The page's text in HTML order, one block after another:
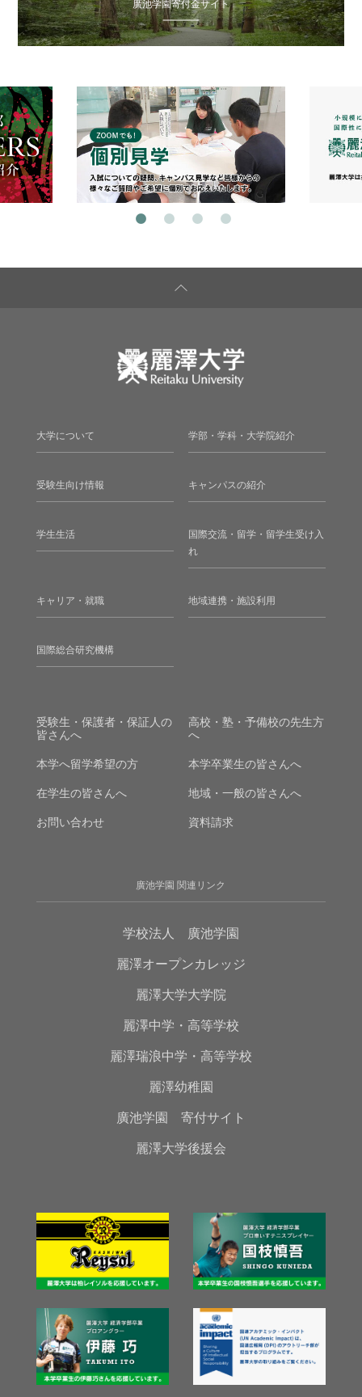
廣池学園寄付金サイト
大学について 学部・学科・大学院紹介
受験生向け情報 キャンパスの紹介
学生生活
国際交流・留学・留学生受け入
れ
キャリア・就職 地域連携・施設利用
国際総合研究機構
受験生・保護者・保証人の
皆さんへ
高校・塾・予備校の先生方
へ
本学へ留学希望の方 本学卒業生の皆さんへ
在学生の皆さんへ 地域・一般の皆さんへ
お問い合わせ 資料請求
廣池学園 関連リンク
学校法人 廣池学園
麗澤オープンカレッジ
麗澤大学大学院
麗澤中学・高等学校
麗澤瑞浪中学・高等学校
麗澤幼稚園
廣池学園 寄付サイト
麗澤大学後援会